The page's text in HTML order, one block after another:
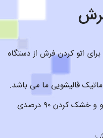
اتو کردن فرش از دستگاه
قالیشویی ما می باشد.
معمولاً بعد از شستشو و خشک کردن ۹۰ درصدی